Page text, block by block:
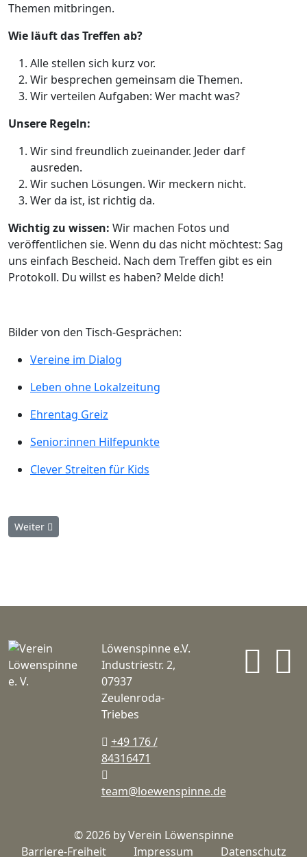
Themen mitbringen.
Wie läuft das Treffen ab?
Alle stellen sich kurz vor.
Wir besprechen gemeinsam die Themen.
Wir verteilen Aufgaben: Wer macht was?
Unsere Regeln:
Wir sind freundlich zueinander. Jeder darf
ausreden.
Wir suchen Lösungen. Wir meckern nicht.
Wer da ist, ist richtig da.
Wichtig zu wissen: Wir machen Fotos und
veröffentlichen sie. Wenn du das nicht möchtest: Sag
uns einfach Bescheid. Nach dem Treffen gibt es ein
Protokoll. Du willst es haben? Melde dich!
Bilder von den Tisch-Gesprächen:
Vereine im Dialog
Leben ohne Lokalzeitung
Ehrentag Greiz
Senior:innen Hilfepunkte
Clever Streiten für Kids
Nächster Beitrag: Präventions-Rat Greiz
Weiter
Löwenspinne e.V.
Industriestr. 2,
07937
Zeulenroda-
Triebes
+49 176 /
84316471
team@loewenspinne.de
© 2026 by Verein Löwenspinne
Barriere-Freiheit
Impressum Datenschutz